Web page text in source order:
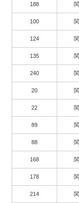
188
100
124
135
240
20
22
89
88
168
178
214